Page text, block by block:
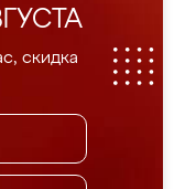
скидка